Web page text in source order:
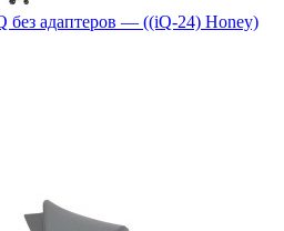
без адаптеров — ((iQ-24) Honey)